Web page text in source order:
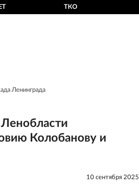
ТКО
Ленинграда
Колобанову и
10 сентября 2025